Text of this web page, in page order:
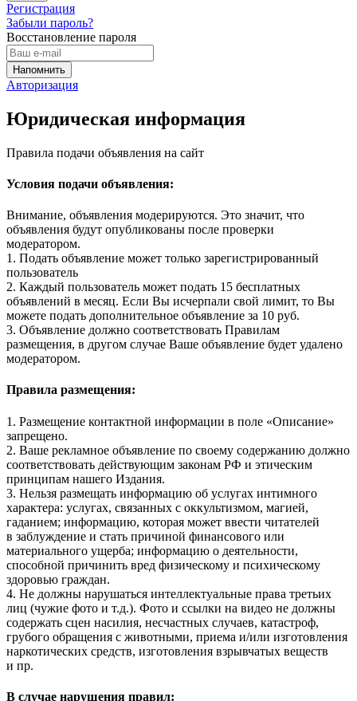
Регистрация
Забыли пароль?
Восстановление пароля
Авторизация
Юридическая информация
Правила подачи объявления на сайт
Условия подачи объявления:
Внимание, объявления модерируются. Это значит, что
объявления будут опубликованы после проверки
модератором.
1. Подать объявление может только зарегистрированный
пользователь
2. Каждый пользователь может подать 15 бесплатных
объявлений в месяц. Если Вы исчерпали свой лимит, то Вы
можете подать дополнительное объявление за 10 руб.
3. Объявление должно соответствовать Правилам
размещения, в другом случае Ваше объявление будет удалено
модератором.
Правила размещения:
1. Размещение контактной информации в поле «Описание»
запрещено.
2. Ваше рекламное объявление по своему содержанию должно
соответствовать действующим законам РФ и этическим
принципам нашего Издания.
3. Нельзя размещать информацию об услугах интимного
характера: услугах, связанных с оккультизмом, магией,
гаданием; информацию, которая может ввести читателей
в заблуждение и стать причиной финансового или
материального ущерба; информацию о деятельности,
способной причинить вред физическому и психическому
здоровью граждан.
4. Не должны нарушаться интеллектуальные права третьих
лиц (чужие фото и т.д.). Фото и ссылки на видео не должны
содержать сцен насилия, несчастных случаев, катастроф,
грубого обращения с животными, приема и/или изготовления
наркотических средств, изготовления взрывчатых веществ
и пр.
В случае нарушения правил: